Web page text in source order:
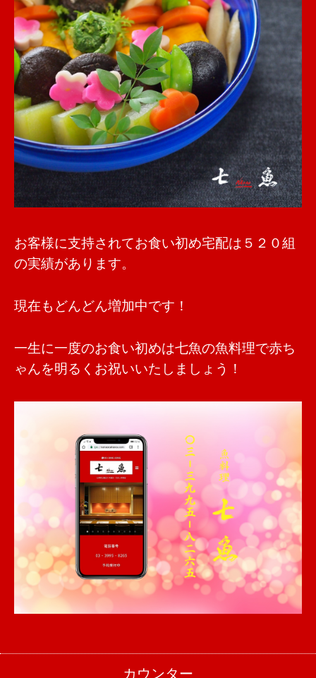
お客様に支持されてお食い初め宅配は５２０組
の実績があります。
現在もどんどん増加中です！
一生に一度のお食い初めは七魚の魚料理で赤ち
ゃんを明るくお祝いいたしましょう！
カウンター